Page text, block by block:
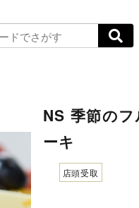
NS 季節の
ーキ
店頭受取